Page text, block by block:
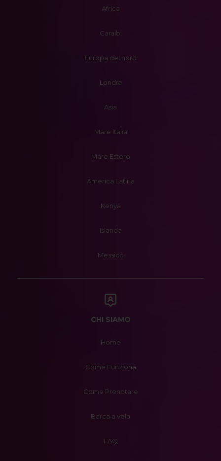
Africa
Caraibi
Europa del nord
Londra
Asia
Mare Italia
Mare Estero
America Latina
Kenya
Islanda
Messico
CHI SIAMO
Home
Come Funziona
Come Prenotare
Barca a vela
FAQ